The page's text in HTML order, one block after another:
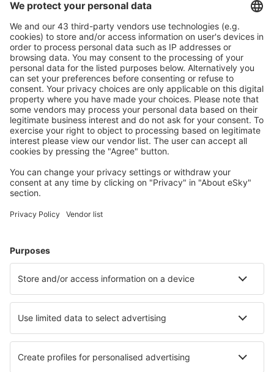
esterni.
Se i tuoi dati personali vengono elaborati sulla base
dell'autorizzazione, puoi ritirarli in qualunque momento.
É possibile revocare l'autorizzazione presso la sede
dell'Amministratore dei Dati o compilando l'apposito
modulo suwww.eskytravel.it(sezione: Contatti). La
revoca dell'autorizzazione non influisce sul rispetto della
legge del trattamento fino al ritiro dell'autorizzazione.
Se l'autorizzazione viene ritirata, l'Amministratore dei
Dati determinerà se dispone ancora delle basi per
l'elaborazione dei dati. In tal caso, un ulteriore
trattamento dei dati è possibile ai fini della difesa
contro le pretese (ad esempio, indicando che il diritto di
revocare l'autorizzazione è stato esercitato) e solo nei
Si ricorda che ogni volta che i dati personali vengono
elaborati, ai sensi dell'art. 6 comma 1 lettera f) del
GDPR (vedi dettagli sopra) o nel caso del cosiddetto
interesse ragionevole dell'Amministratore dei Dati, è
possibile presentare obiezioni in qualsiasi momento -
per motivi connessi ad una specifica situazione - al
trattamento dei dati personali. A seguito
dell'opposizione, l'Amministratore dei Dati non potrà più
trattare i dati personali, a meno che non dimostri